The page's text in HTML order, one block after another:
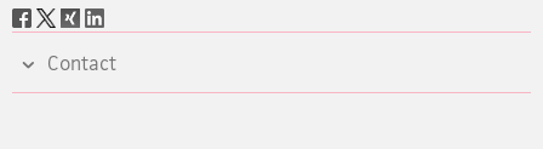
Social
Contact